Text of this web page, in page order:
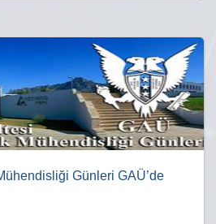
Günleri GAÜ’de